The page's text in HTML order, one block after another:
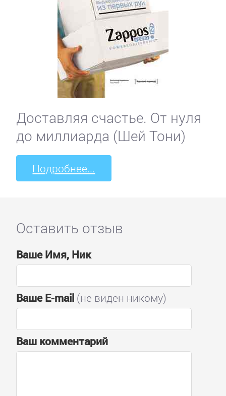
Доставляя счастье. От нуля
до миллиарда (Шей Тони)
Подробнее...
Оставить отзыв
Ваше Имя, Ник
Ваше E-mail(не виден никому)
Ваш комментарий